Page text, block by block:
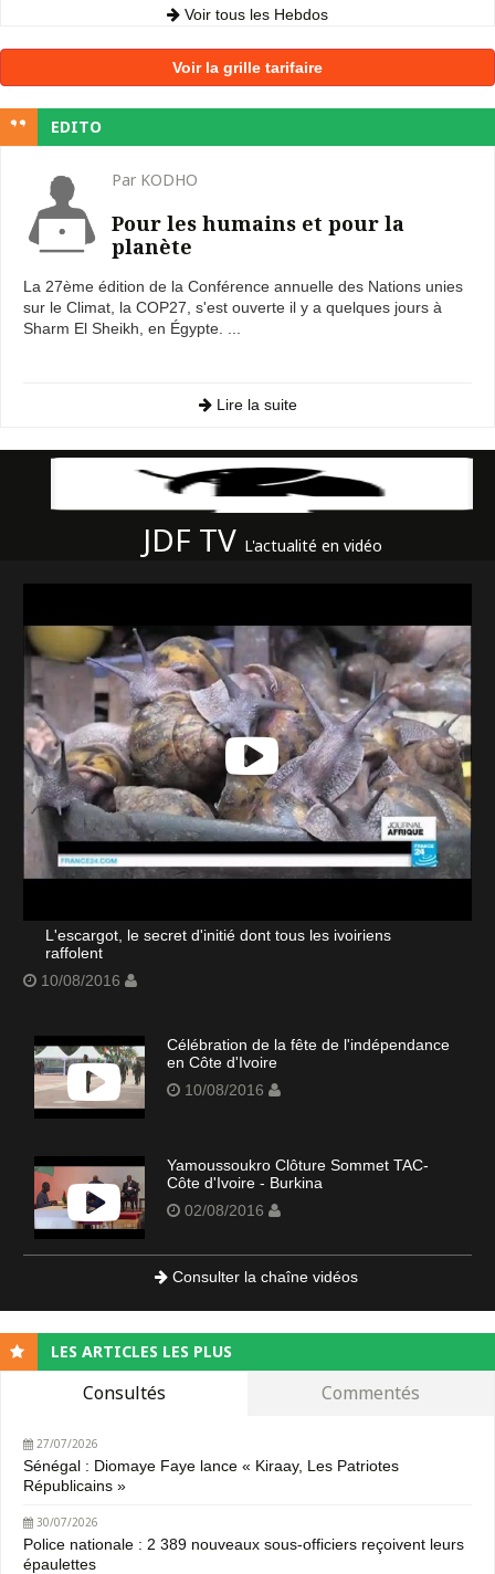
Voir tous les Hebdos
Voir la grille tarifaire
EDITO
Par KODHO
Pour les humains et pour la
planète
La 27ème édition de la Conférence annuelle des Nations unies
sur le Climat, la COP27, s'est ouverte il y a quelques jours à
Sharm El Sheikh, en Égypte. ...
Lire la suite
JDF TV L'actualité en vidéo
L'escargot, le secret d'initié dont tous les ivoiriens
raffolent
10/08/2016
Célébration de la fête de l'indépendance
en Côte d'Ivoire
10/08/2016
Yamoussoukro Clôture Sommet TAC-
Côte d'Ivoire - Burkina
02/08/2016
Consulter la chaîne vidéos
LES ARTICLES LES PLUS
Consultés Commentés
27/07/2026
Sénégal : Diomaye Faye lance « Kiraay, Les Patriotes
Républicains »
30/07/2026
Police nationale : 2 389 nouveaux sous-officiers reçoivent leurs
épaulettes